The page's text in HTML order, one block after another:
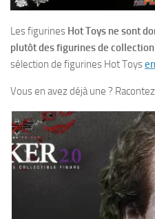
Les figurines Hot Toys ne sont
plutôt des figurines de
sélection de figurines Hot Toys
Vous en avez déjà une ?